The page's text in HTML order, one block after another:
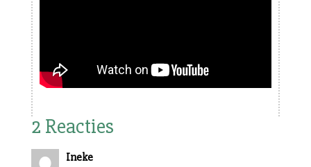
2 Reacties
Ineke